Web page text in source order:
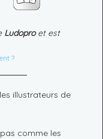
Ludoproet est
?
illustrateurs de
comme les